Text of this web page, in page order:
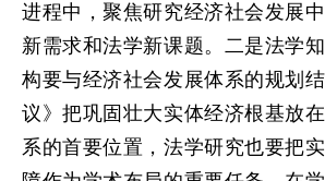
进程中，聚焦研究经济社会发展
新需求和法学新课题。二是法学
构要与经济社会发展体系的规划
议》把巩固壮大实体经济根基放
系的首要位置，法学研究也要把